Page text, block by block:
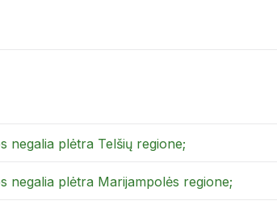
negalia plėtra Telšių regione;
negalia plėtra Marijampolės regione;